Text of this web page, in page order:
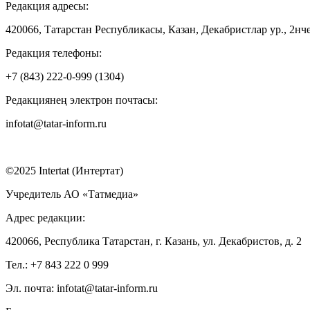
Редакция адресы:
420066, Татарстан Республикасы, Казан, Декабристлар ур.,
Редакция телефоны:
+7 (843) 222-0-999 (1304)
Редакциянең электрон почтасы:
infotat@tatar-inform.ru
©2025 Intertat (Интертат)
Учредитель АО «Татмедиа»
Адрес редакции:
420066, Республика Татарстан, г. Казань, ул. Декабристов, д. 2
Тел.: +7 843 222 0 999
Эл. почта: infotat@tatar-inform.ru